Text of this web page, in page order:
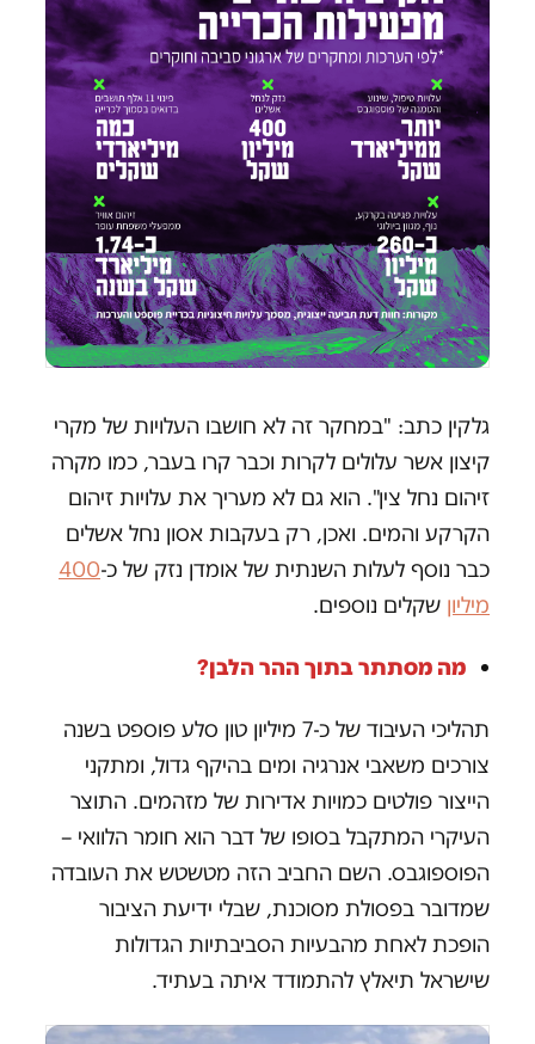
גלקין כתב: "במחקר זה לא חושבו העלויות של מקרי
קיצון אשר עלולים לקרות וכבר קרו בעבר, כמו מקרה
זיהום נחל צין". הוא גם לא מעריך את עלויות זיהום
הקרקע והמים. ואכן, רק בעקבות אסון נחל אשלים
כבר נוסף לעלות השנתית של אומדן נזק של כ-400
מיליון שקלים נוספים.
מה מסתתר בתוך ההר הלבן?
תהליכי העיבוד של כ-7 מיליון טון סלע פוספט בשנה
צורכים משאבי אנרגיה ומים בהיקף גדול, ומתקני
הייצור פולטים כמויות אדירות של מזהמים. התוצר
העיקרי המתקבל בסופו של דבר הוא חומר הלוואי –
הפוספוגבס. השם החביב הזה מטשטש את העובדה
שמדובר בפסולת מסוכנת, שבלי ידיעת הציבור
הופכת לאחת מהבעיות הסביבתיות הגדולות
שישראל תיאלץ להתמודד איתה בעתיד.